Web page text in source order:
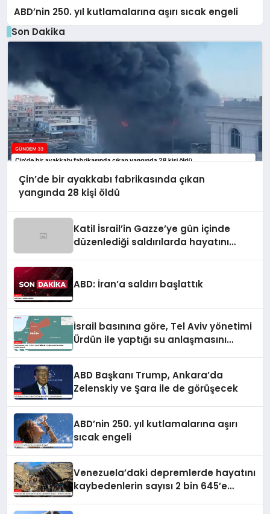
ABD’nin 250. yıl kutlamalarına aşırı sıcak engeli
Son Dakika
Çin’de bir ayakkabı fabrikasında çıkan
yangında 28 kişi öldü
Katil İsrail’in Gazze’ye gün içinde
düzenlediği saldırılarda hayatını
ABD: İran’a saldırı başlattık
İsrail basınına göre, Tel Aviv yönetimi
Ürdün ile yaptığı su anlaşmasını
ABD Başkanı Trump, Ankara’da
Zelenskiy ve Şara ile de görüşecek
ABD’nin 250. yıl kutlamalarına aşırı
sıcak engeli
Venezuela’daki depremlerde hayatını
kaybedenlerin sayısı 2 bin 645’e